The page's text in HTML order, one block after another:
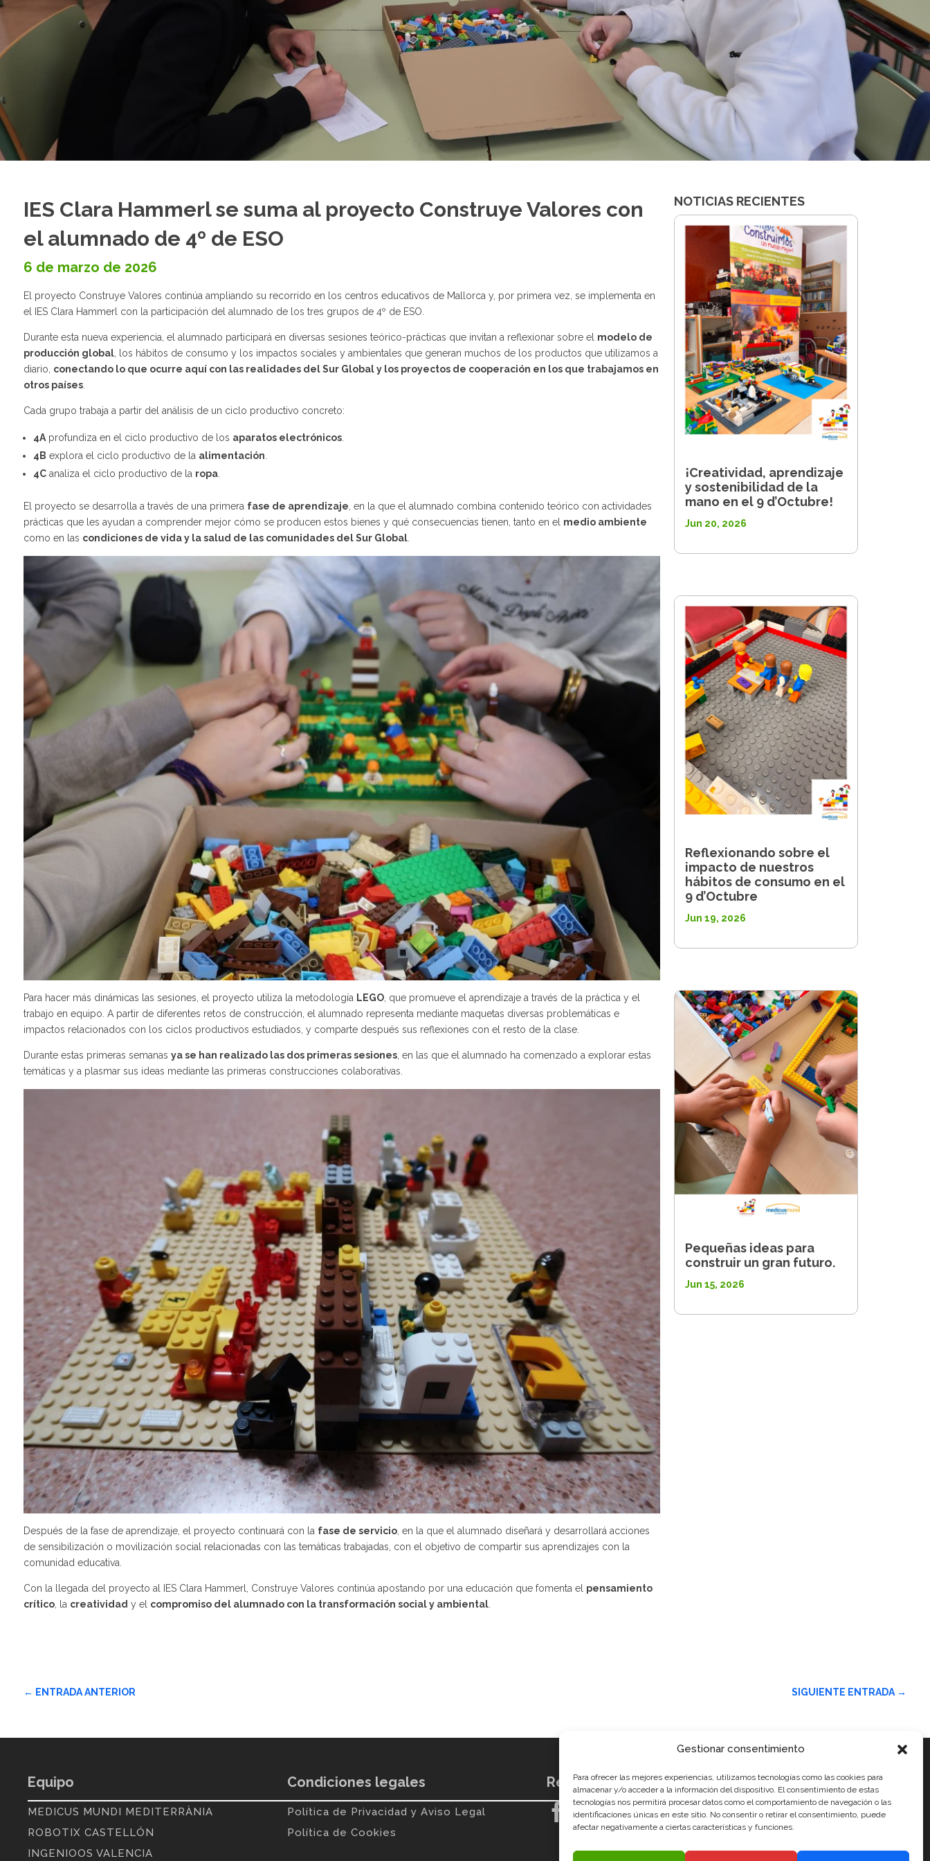
Gestionar consentimiento
Para ofrecer las mejores experiencias, utilizamos tecnologías como las cookies para
almacenar y/o acceder a la información del dispositivo. El consentimiento de estas
tecnologías nos permitirá procesar datos como el comportamiento de navegación o las
identificaciones únicas en este sitio. No consentir o retirar el consentimiento, puede
afectar negativamente a ciertas características y funciones.
IES Clara Hammerl se suma al proyecto Construye Valores con
el alumnado de 4º de ESO
6 de marzo de 2026
El proyecto Construye Valores continúa ampliando su recorrido en los centros educativos de Mallorca y, por primera vez, se implementa en
el IES Clara Hammerl con la participación del alumnado de los tres grupos de 4º de ESO.
Durante esta nueva experiencia, el alumnado participará en diversas sesiones teórico-prácticas que invitan a reflexionar sobre el modelo de
producción global, los hábitos de consumo y los impactos sociales y ambientales que generan muchos de los productos que utilizamos a
diario, conectando lo que ocurre aquí con las realidades del Sur Global y los proyectos de cooperación en los que trabajamos en
otros países.
Cada grupo trabaja a partir del análisis de un ciclo productivo concreto:
4Aprofundiza en el ciclo productivo de los aparatos electrónicos.
4B explora el ciclo productivo de la alimentación
4Canaliza el ciclo productivo de la ropa.
El proyecto se desarrolla a través de una primera fase de aprendizaje , en la que el alumnado combina contenido teórico con actividades
prácticas que les ayudan a comprender mejor cómo se producen estos bienes y qué consecuencias tienen, tanto en el medio ambiente
como en las condiciones de vida y la salud de las comunidades del Sur Global.
Para hacer más dinámicas las sesiones, el proyecto utiliza la metodología LEGO, que promueve el aprendizaje a través de la práctica y el
trabajo en equipo. A partir de diferentes retos de construcción, el alumnado representa mediante maquetas diversas problemáticas e
impactos relacionados con los ciclos productivos estudiados, y comparte después sus reflexiones con el resto de la clase.
Durante estas primeras semanas ya se han realizado las dos primeras sesiones, en las que el alumnado ha comenzado a explorar estas
temáticas y a plasmar sus ideas mediante las primeras construcciones colaborativas.
Después de la fase de aprendizaje, el proyecto continuará con la fase de servicio, en la que el alumnado diseñará y desarrollará acciones
de sensibilización o movilización social relacionadas con las temáticas trabajadas, con el objetivo de compartir sus aprendizajes con la
comunidad educativa.
Con la llegada del proyecto al IES Clara Hammerl, Construye Valores continúa apostando por una educación que fomenta el pensamiento
crítico, la creatividad y el compromiso del alumnado con la transformación social y ambiental.
NOTICIAS RECIENTES
¡Creatividad, aprendizaje
y sostenibilidad de la
mano en el 9 d’Octubre!
Jun 20, 2026
Reflexionando sobre el
impacto de nuestros
hábitos de consumo en el
9 d’Octubre
Jun 19, 2026
Pequeñas ideas para
construir un gran futuro.
Jun 15, 2026
← ENTRADA ANTERIOR SIGUIENTE ENTRADA →
Equipo
MEDICUS MUNDI MEDITERRÀNIA
ROBOTIX CASTELLÓN
INGENIOOS VALENCIA
Condiciones legales
Política de Privacidad y Aviso Legal
Política de Cookies
Redes sociales
 